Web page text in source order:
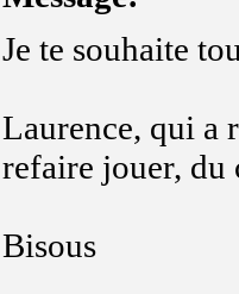
Je te souhaite
Laurence, qui a
refaire jouer, du
Bisous